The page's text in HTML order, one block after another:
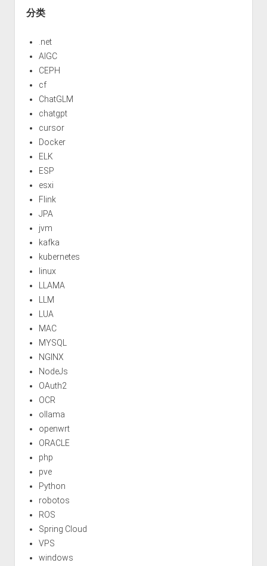
分类
.net
AIGC
CEPH
cf
ChatGLM
chatgpt
cursor
Docker
ELK
ESP
esxi
Flink
JPA
jvm
kafka
kubernetes
linux
LLAMA
LLM
LUA
MAC
MYSQL
NGINX
NodeJs
OAuth2
OCR
ollama
openwrt
ORACLE
php
pve
Python
robotos
ROS
Spring Cloud
VPS
windows